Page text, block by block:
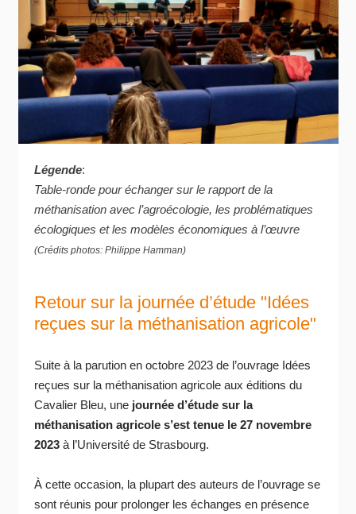
Légende:
Table-ronde pour échanger sur le rapport de la
méthanisation avec l’agroécologie, les problématiques
écologiques et les modèles économiques à l’œuvre
(Crédits photos: Philippe Hamman)
Retour sur la journée d’étude "Idées
reçues sur la méthanisation agricole"
Suite à la parution en octobre 2023 de l’ouvrage Idées
reçues sur la méthanisation agricole aux éditions du
Cavalier Bleu, une journée d’étude sur la
méthanisation agricole s’est tenue le 27 novembre
2023à l’Université de Strasbourg.
À cette occasion, la plupart des auteurs de l’ouvrage se
sont réunis pour prolonger les échanges en présence